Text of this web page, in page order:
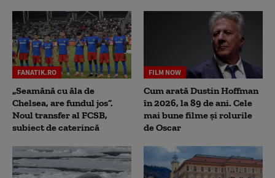
FANATIK.RO
„Seamănă cu ăla de
Chelsea, are fundul jos”.
Noul transfer al FCSB,
subiect de caterincă
FILM NOW
Cum arată Dustin Hoffman
în 2026, la 89 de ani. Cele
mai bune filme și rolurile
de Oscar